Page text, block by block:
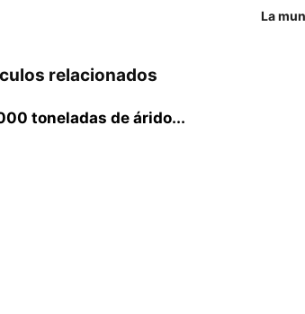
La
relacionados
toneladas de árido...